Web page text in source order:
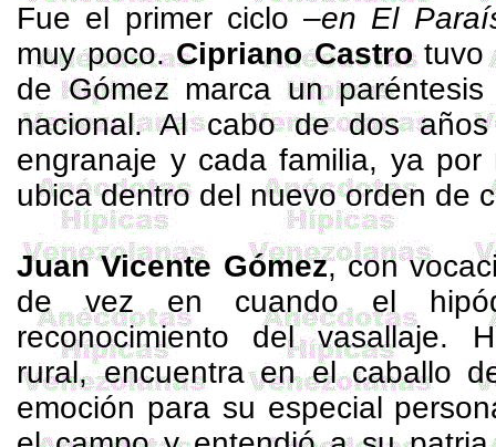
Fue el primer ciclo –en El
muy poco.Cipriano Castrotuvo
de Gómez marca un
nacional. Al cabo de dos
engranaje y cada familia, ya por
ubica dentro del nuevo orden de
Juan Vicente Gómez, con
de vez en cuando el
reconocimiento del vasallaje.
rural, encuentra en el caballo
emoción para su especial